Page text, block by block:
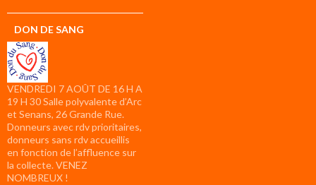
DON DE SANG
VENDREDI 7 AOÛT DE 16 H A
19 H 30 Salle polyvalente d’Arc
et Senans, 26 Grande Rue.
Donneurs avec rdv prioritaires,
donneurs sans rdv accueillis
en fonction de l’affluence sur
la collecte. VENEZ
NOMBREUX !